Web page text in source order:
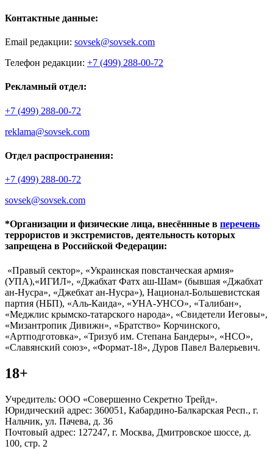
Контактные данные:
Email редакции: sovsek@sovsek.com
Телефон редакции: +7 (499) 288-00-72
Рекламный отдел:
+7 (499) 288-00-72
reklama@sovsek.com
Отдел распространения:
+7 (499) 288-00-72
sovsek@sovsek.com
*Организации и физические лица, внесённные в перечень
террористов и экстремистов, деятельность которых
запрещена в Российской Федерации:
«Правый сектор», «Украинская повстанческая армия»
(УПА),«ИГИЛ», «Джабхат Фатх аш-Шам» (бывшая «Джабхат
ан-Нусра», «Джебхат ан-Нусра»), Национал-Большевистская
партия (НБП), «Аль-Каида», «УНА-УНСО», «Талибан»,
«Меджлис крымско-татарского народа», «Свидетели Иеговы»,
«Мизантропик Дивижн», «Братство» Корчинского,
«Артподготовка», «Тризуб им. Степана Бандеры», «НСО»,
«Славянский союз», «Формат-18», Дуров Павел Валерьевич.
18+
Учредитель: ООО «Совершенно Секретно Трейд».
Юридический адрес: 360051, Кабардино-Балкарская Респ., г.
Нальчик, ул. Пачева, д. 36
Почтовый адрес: 127247, г. Москва, Дмитровское шоссе, д.
100, стр. 2